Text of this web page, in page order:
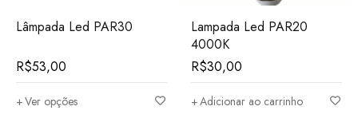
Lâmpada Led PAR30
R$53,00
Ver opções
Lampada Led PAR20
4000K
R$30,00
Adicionar ao carrinho